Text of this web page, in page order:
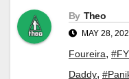
By Theo
MAY 28,
Foureira, #FY
Daddy,